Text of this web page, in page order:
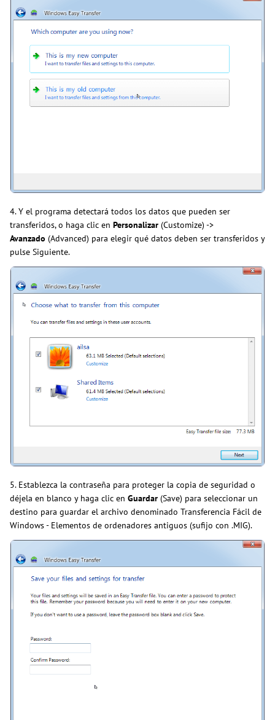
4. Y el programa detectará todos los datos que pueden ser
transferidos, o haga clic en Personalizar (Customize) ->
Avanzado (Advanced) para elegir qué datos deben ser transferidos y
pulse Siguiente.
5. Establezca la contraseña para proteger la copia de seguridad o
déjela en blanco y haga clic en Guardar (Save) para seleccionar un
destino para guardar el archivo denominado Transferencia Fácil de
Windows - Elementos de ordenadores antiguos (sufijo con .MIG).